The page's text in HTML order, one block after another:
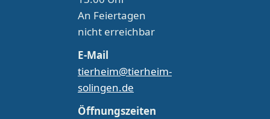
An Feiertagen
nicht erreichbar
E-Mail
tierheim@tierheim-
solingen.de
Öffnungszeiten